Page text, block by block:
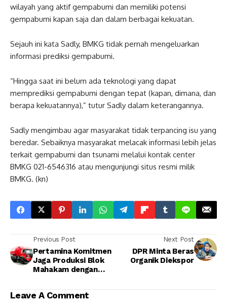
wilayah yang aktif gempabumi dan memiliki potensi
gempabumi kapan saja dan dalam berbagai kekuatan.
Sejauh ini kata Sadly, BMKG tidak pernah mengeluarkan
informasi prediksi gempabumi.
“Hingga saat ini belum ada teknologi yang dapat
memprediksi gempabumi dengan tepat (kapan, dimana, dan
berapa kekuatannya),” tutur Sadly dalam keterangannya.
Sadly mengimbau agar masyarakat tidak terpancing isu yang
beredar. Sebaiknya masyarakat melacak informasi lebih jelas
terkait gempabumi dan tsunami melalui kontak center
BMKG 021-6546316 atau mengunjungi situs resmi milik
BMKG. (kn)
Previous Post
Pertamina Komitmen
Jaga Produksi Blok
Mahakam dengan
Next Post
DPR Minta Beras
Organik Diekspor
Leave A Comment